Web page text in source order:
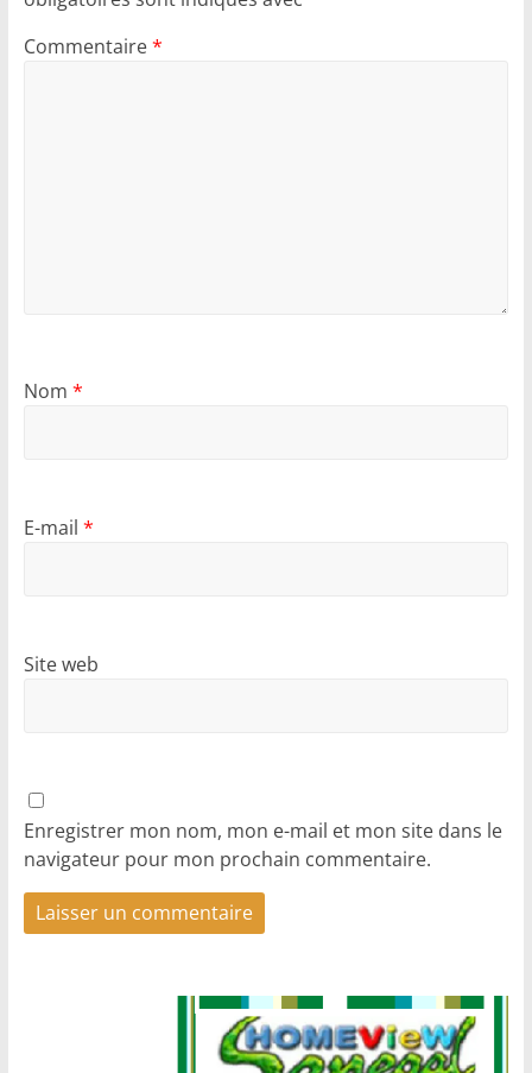
Commentaire*
Nom *
E-mail *
Site web
Enregistrer mon nom, mon e-mail et mon site dans le
navigateur pour mon prochain commentaire.